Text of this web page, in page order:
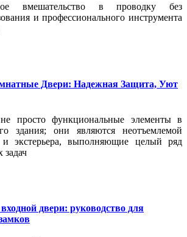
вмешательство в проводку без
и профессионального инструмента
Двери: Надежная Защита, Уют
просто функциональные элементы в
здания; они являются неотъемлемой
и экстерьера, выполняющие целый ряд
задач
двери: руководство для